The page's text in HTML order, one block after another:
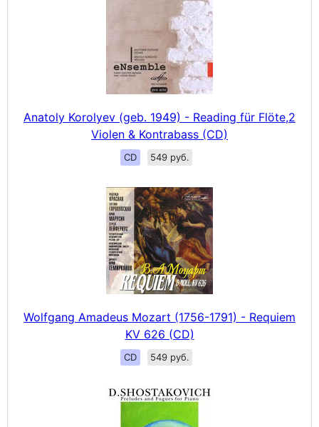
Anatoly Korolyev (geb. 1949) - Reading für Flöte,2
Violen & Kontrabass (CD)
CD 549 руб.
Wolfgang Amadeus Mozart (1756-1791) - Requiem
KV 626 (CD)
CD 549 руб.